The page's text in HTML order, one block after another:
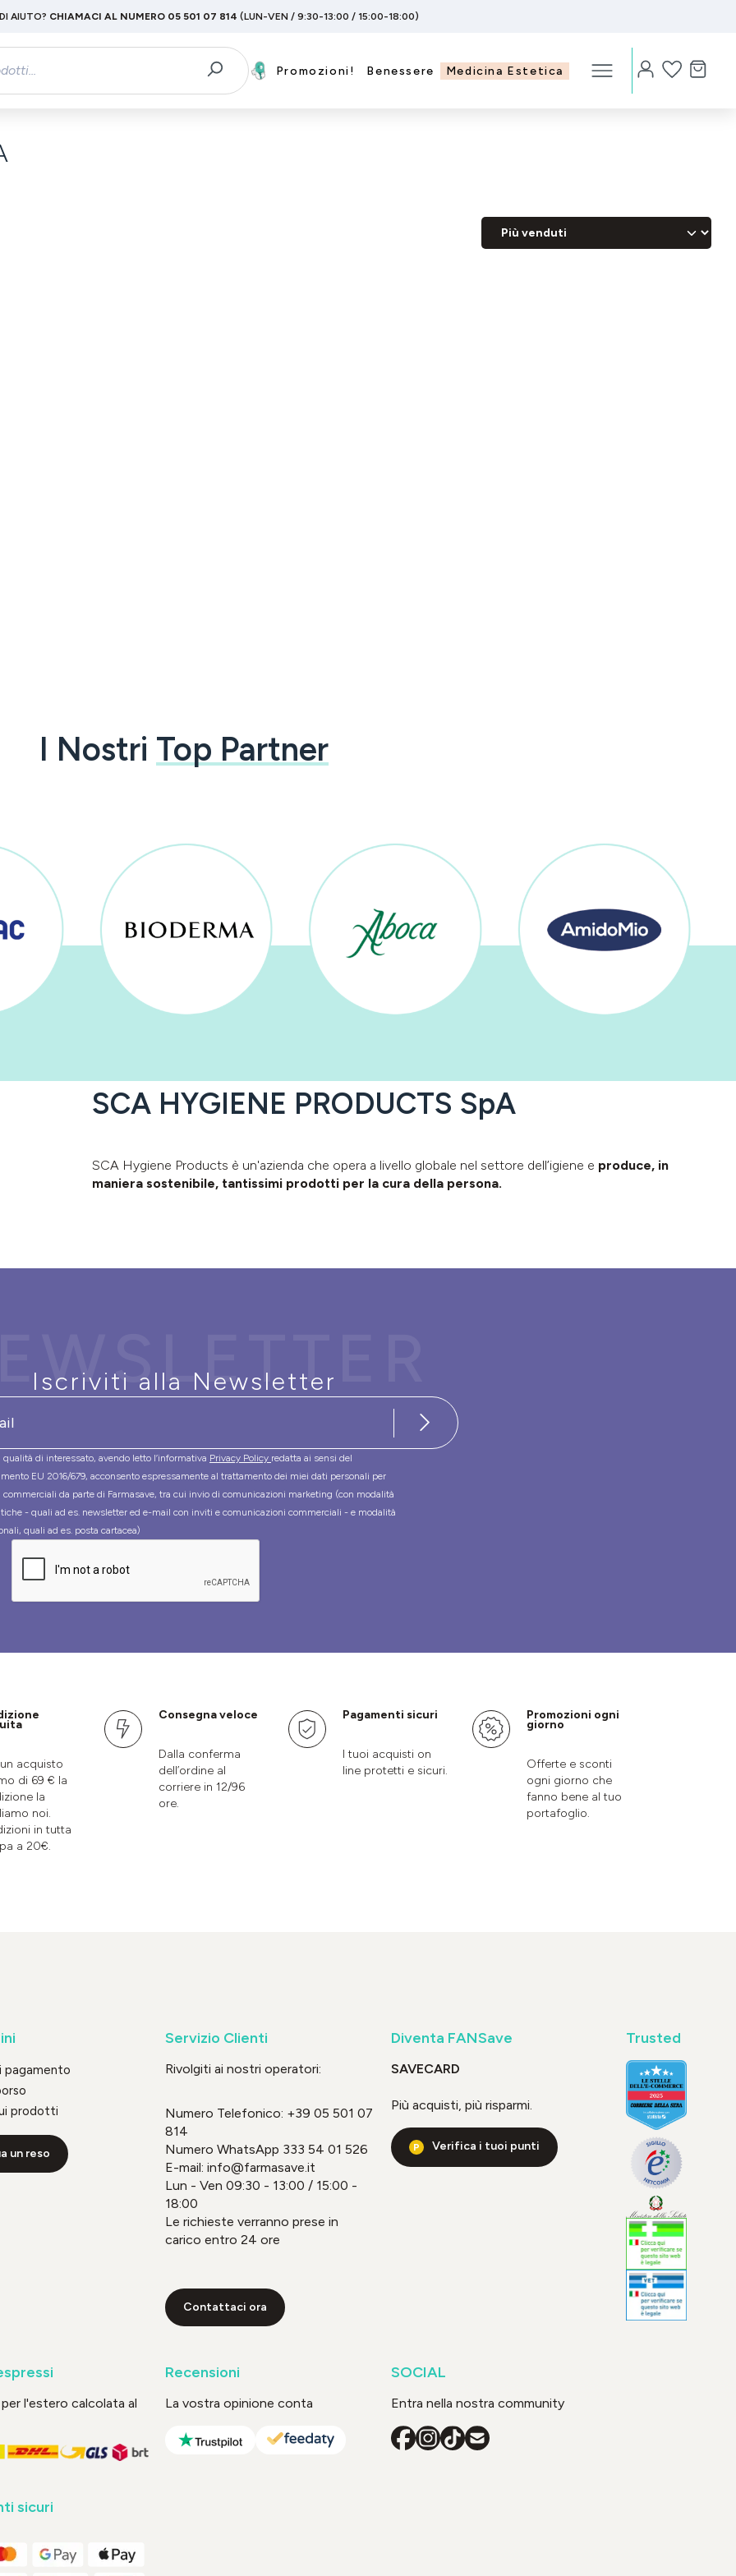
AIUTO? CHIAMACI AL NUMERO 05 501 07 814 (LUN-VEN / 9:30-13:00 / 15:00-18:00)
Promozioni! Benessere Medicina Estetica
I Nostri Top Partner
SCA HYGIENE PRODUCTS SpA
SCA Hygiene Products è un'azienda che opera a livello globale nel settore dell’igiene e produce, in
maniera sostenibile, tantissimi prodotti per la cura della persona.
Iscriviti alla Newsletter
di interessato, avendo letto l’informativa Privacy Policy redatta ai sensi del
EU 2016/679, acconsento espressamente al trattamento dei miei dati personali per
commerciali da parte di Farmasave, tra cui invio di comunicazioni marketing (con modalità
- quali ad es. newsletter ed e-mail con inviti e comunicazioni commerciali - e modalità
quali ad es. posta cartacea)
acquisto
di 69 € la
la
noi.
in tutta
a 20€.
Consegna veloce
Dalla conferma
dell’ordine al
corriere in 12/96
ore.
Pagamenti sicuri
I tuoi acquisti on
line protetti e sicuri.
Promozioni ogni
giorno
Offerte e sconti
ogni giorno che
fanno bene al tuo
portafoglio.
pagamento
prodotti
un reso
Servizio Clienti
Rivolgiti ai nostri operatori:
Numero Telefonico: +39 05 501 07
814
Numero WhatsApp 333 54 01 526
E-mail: info@farmasave.it
Lun - Ven 09:30 - 13:00 / 15:00 -
18:00
Le richieste verranno prese in
carico entro 24 ore
Contattaci ora
Diventa FANSave
SAVECARD
Più acquisti, più risparmi.
Verifica i tuoi punti
l'estero calcolata al
Recensioni
La vostra opinione conta
SOCIAL
Entra nella nostra community
sicuri
Trusted